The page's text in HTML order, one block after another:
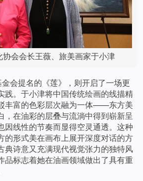
会会长王薇、旅美画家于小津
会提名的《莲》，则开启了一场更
践。于小津将中国传统绘画的线描精
丰富的色彩层次融为一体——东方美
，在油彩的层叠与流淌中得到崭新呈
因线性的节奏而显得空灵通透。这种
的形式美在画布上展开深度对话的方
典诗意又充满现代视觉张力的独特风
品标志着她在油画领域做出了具有重